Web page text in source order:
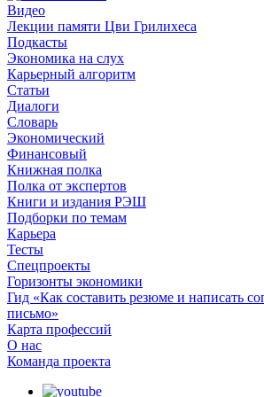
Видео
Лекции памяти Цви Грилихеса
Подкасты
Экономика на слух
Карьерный алгоритм
Статьи
Диалоги
Словарь
Экономический
Финансовый
Книжная полка
Полка от экспертов
Книги и издания РЭШ
Подборки по темам
Карьера
Тесты
Спецпроекты
Горизонты экономики
Гид «Как составить резюме и написать
письмо»
Карта профессий
О наc
Команда проекта